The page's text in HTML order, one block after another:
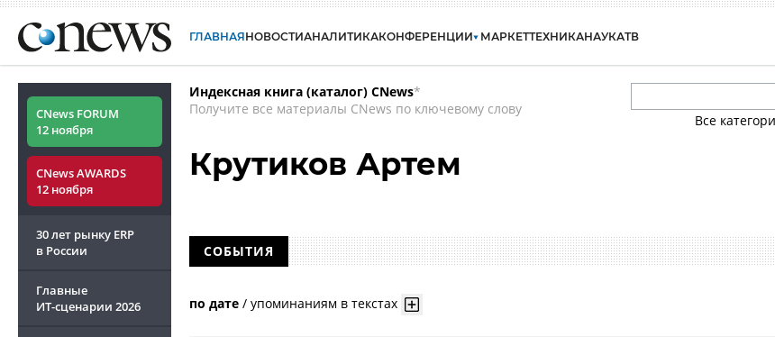
ГЛАВНАЯНОВОСТИАНАЛИТИКАКОНФЕРЕНЦИИ МАРКЕТТЕХНИКАНАУКАТВ
CNews FORUM
12 ноября
CNews AWARDS
12 ноября
30 лет рынку ERP
в России
Главные
ИТ-сценарии 2026
Индексная книга (каталог) CNews*
Получите все материалы CNews по ключевому слову
Все
Крутиков Артем
СОБЫТИЯ
по дате / упоминаниям в текстах